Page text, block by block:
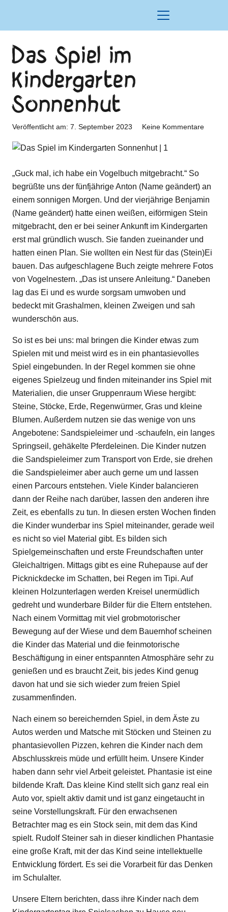
Das Spiel im
Kindergarten
Sonnenhut
Veröffentlicht am: 7. September 2023 Keine Kommentare
„Guck mal, ich habe ein Vogelbuch mitgebracht.“ So
begrüßte uns der fünfjährige Anton (Name geändert) an
einem sonnigen Morgen. Und der vierjährige Benjamin
(Name geändert) hatte einen weißen, eiförmigen Stein
mitgebracht, den er bei seiner Ankunft im Kindergarten
erst mal gründlich wusch. Sie fanden zueinander und
hatten einen Plan. Sie wollten ein Nest für das (Stein)Ei
bauen. Das aufgeschlagene Buch zeigte mehrere Fotos
von Vogelnestern. „Das ist unsere Anleitung.“ Daneben
lag das Ei und es wurde sorgsam umwoben und
bedeckt mit Grashalmen, kleinen Zweigen und sah
wunderschön aus.
So ist es bei uns: mal bringen die Kinder etwas zum
Spielen mit und meist wird es in ein phantasievolles
Spiel eingebunden. In der Regel kommen sie ohne
eigenes Spielzeug und finden miteinander ins Spiel mit
Materialien, die unser Gruppenraum Wiese hergibt:
Steine, Stöcke, Erde, Regenwürmer, Gras und kleine
Blumen. Außerdem nutzen sie das wenige von uns
Angebotene: Sandspieleimer und -schaufeln, ein langes
Springseil, gehäkelte Pferdeleinen. Die Kinder nutzen
die Sandspieleimer zum Transport von Erde, sie drehen
die Sandspieleimer aber auch gerne um und lassen
einen Parcours entstehen. Viele Kinder balancieren
dann der Reihe nach darüber, lassen den anderen ihre
Zeit, es ebenfalls zu tun. In diesen ersten Wochen finden
die Kinder wunderbar ins Spiel miteinander, gerade weil
es nicht so viel Material gibt. Es bilden sich
Spielgemeinschaften und erste Freundschaften unter
Gleichaltrigen. Mittags gibt es eine Ruhepause auf der
Picknickdecke im Schatten, bei Regen im Tipi. Auf
kleinen Holzunterlagen werden Kreisel unermüdlich
gedreht und wunderbare Bilder für die Eltern entstehen.
Nach einem Vormittag mit viel grobmotorischer
Bewegung auf der Wiese und dem Bauernhof scheinen
die Kinder das Material und die feinmotorische
Beschäftigung in einer entspannten Atmosphäre sehr zu
genießen und es braucht Zeit, bis jedes Kind genug
davon hat und sie sich wieder zum freien Spiel
zusammenfinden.
Nach einem so bereichernden Spiel, in dem Äste zu
Autos werden und Matsche mit Stöcken und Steinen zu
phantasievollen Pizzen, kehren die Kinder nach dem
Abschlusskreis müde und erfüllt heim. Unsere Kinder
haben dann sehr viel Arbeit geleistet. Phantasie ist eine
bildende Kraft. Das kleine Kind stellt sich ganz real ein
Auto vor, spielt aktiv damit und ist ganz eingetaucht in
seine Vorstellungskraft. Für den erwachsenen
Betrachter mag es ein Stock sein, mit dem das Kind
spielt. Rudolf Steiner sah in dieser kindlichen Phantasie
eine große Kraft, mit der das Kind seine intellektuelle
Entwicklung fördert. Es sei die Vorarbeit für das Denken
im Schulalter.
Unsere Eltern berichten, dass ihre Kinder nach dem